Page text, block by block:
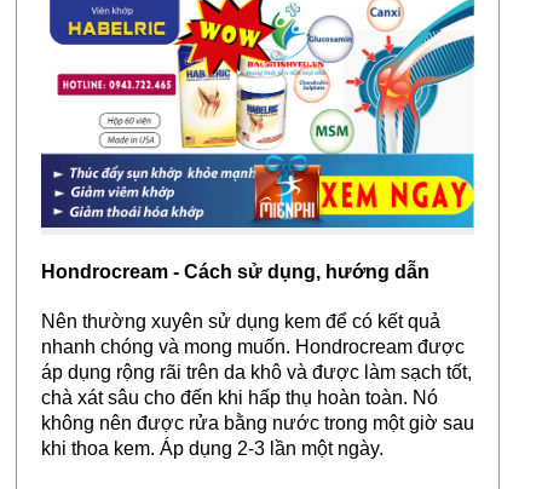
Hondrocream - Cách sử dụng, hướng dẫn
Nên thường xuyên sử dụng kem để có kết quả
nhanh chóng và mong muốn. Hondrocream được
áp dụng rộng rãi trên da khô và được làm sạch tốt,
chà xát sâu cho đến khi hấp thụ hoàn toàn. Nó
không nên được rửa bằng nước trong một giờ sau
khi thoa kem. Áp dụng 2-3 lần một ngày.